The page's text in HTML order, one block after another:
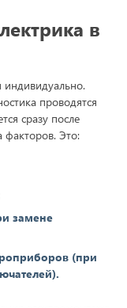
в
индивидуально.
проводятся
сразу после
факторов. Это:
замене
(при